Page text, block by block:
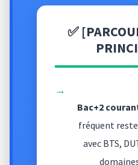
✅
→
Bac+2
fréquent
avec BTS,